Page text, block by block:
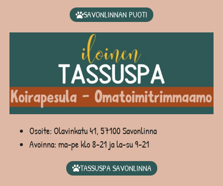
SAVONLINNAN PUOTI
Osoite: Olavinkatu 41, 57100 Savonlinna
Avoinna: ma-pe klo 8-21 ja la-su 9-21
TASSUSPA SAVONLINNA